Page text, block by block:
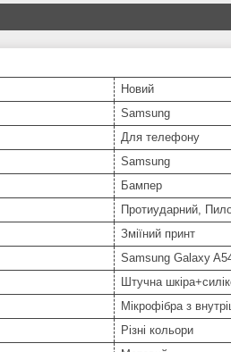
Новий
Samsung
Для телефону
Samsung
Бампер
Протиударний,
Зміїний принт
Samsung Galaxy
Штучна
Мікрофібра з
Різні кольори